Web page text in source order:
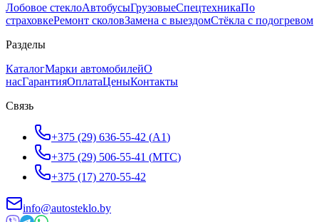
Лобовое стеклоАвтобусыГрузовыеСпецтехникаПо
страховкеРемонт сколовЗамена с выездомСтёкла с подогревом
Разделы
КаталогМарки автомобилейО
насГарантияОплатаЦеныКонтакты
Связь
+375 (29) 636-55-42 (A1)
+375 (29) 506-55-41 (МТС)
+375 (17) 270-55-42
info@autosteklo.by